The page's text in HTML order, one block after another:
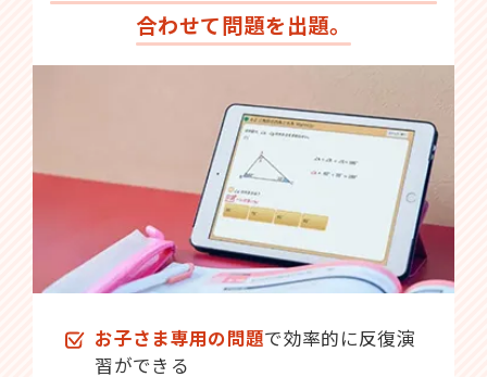
合わせて問題を出題。
お子さま専用の問題で効率的に反復演
習ができる